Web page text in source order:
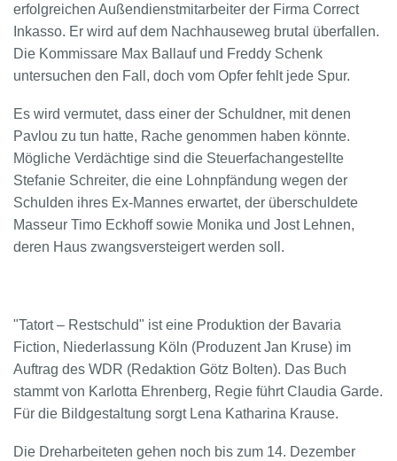
erfolgreichen Außendienstmitarbeiter der Firma Correct
Inkasso. Er wird auf dem Nachhauseweg brutal überfallen.
Die Kommissare Max Ballauf und Freddy Schenk
untersuchen den Fall, doch vom Opfer fehlt jede Spur.
Es wird vermutet, dass einer der Schuldner, mit denen
Pavlou zu tun hatte, Rache genommen haben könnte.
Mögliche Verdächtige sind die Steuerfachangestellte
Stefanie Schreiter, die eine Lohnpfändung wegen der
Schulden ihres Ex-Mannes erwartet, der überschuldete
Masseur Timo Eckhoff sowie Monika und Jost Lehnen,
deren Haus zwangsversteigert werden soll.
"Tatort – Restschuld" ist eine Produktion der Bavaria
Fiction, Niederlassung Köln (Produzent Jan Kruse) im
Auftrag des WDR (Redaktion Götz Bolten). Das Buch
stammt von Karlotta Ehrenberg, Regie führt Claudia Garde.
Für die Bildgestaltung sorgt Lena Katharina Krause.
Die Dreharbeiteten gehen noch bis zum 14. Dezember